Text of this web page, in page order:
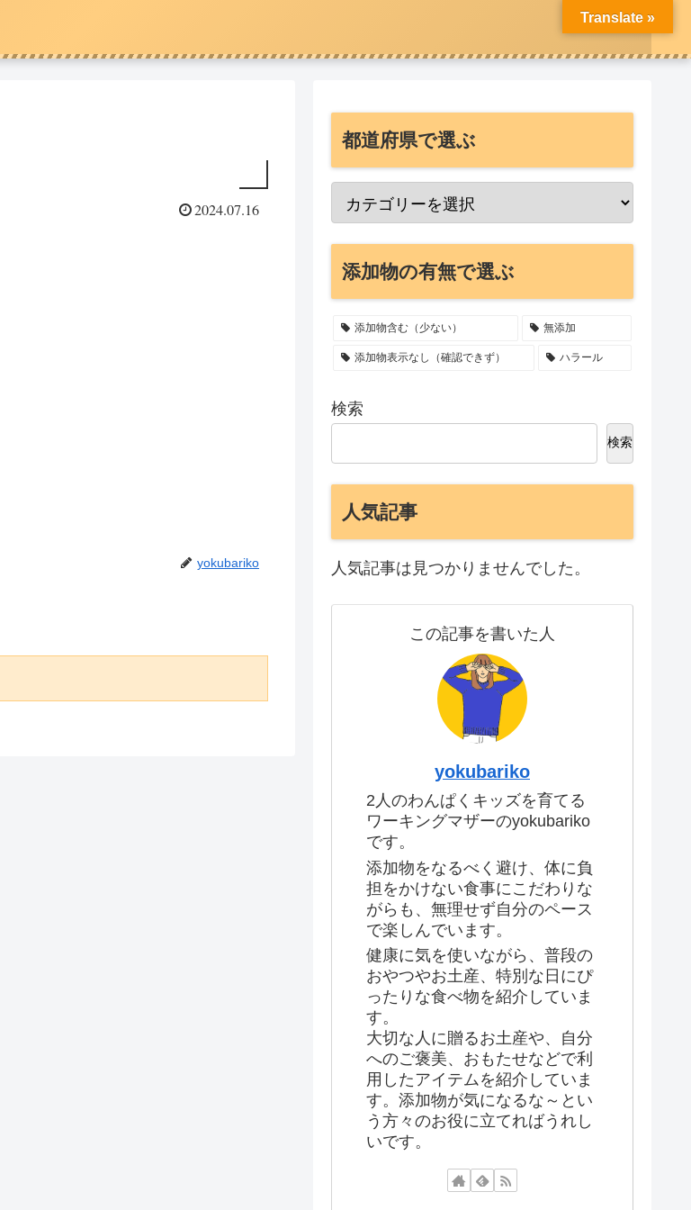
2024.07.16
yokubariko
都道府県で選ぶ
添加物の有無で選ぶ
添加物含む（少ない） 無添加
添加物表示なし（確認できず） ハラール
検索
検索
人気記事
人気記事は見つかりませんでした。
この記事を書いた人
yokubariko
2人のわんぱくキッズを育てる
ワーキングマザーのyokubariko
です。
添加物をなるべく避け、体に負
担をかけない食事にこだわりな
がらも、無理せず自分のペース
で楽しんでいます。
健康に気を使いながら、普段の
おやつやお土産、特別な日にぴ
ったりな食べ物を紹介していま
す。
大切な人に贈るお土産や、自分
へのご褒美、おもたせなどで利
用したアイテムを紹介していま
す。添加物が気になるな～とい
う方々のお役に立てればうれし
いです。
Translate »